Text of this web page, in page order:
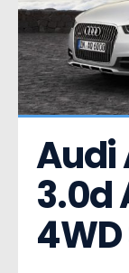
Audi
3.0d